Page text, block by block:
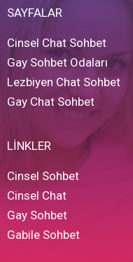
SAYFALAR
Cinsel Chat Sohbet
Gay Sohbet Odaları
Lezbiyen Chat Sohbet
Gay Chat Sohbet
LİNKLER
Cinsel Sohbet
Cinsel Chat
Gay Sohbet
Gabile Sohbet